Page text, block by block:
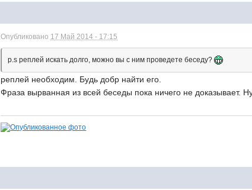
Опубликовано 17 Май 2014 - 17:15
p.s реплей искать долго, можно вы с ним проведете беседу?
реплей необходим. Будь добр найти его.
Фраза вырванная из всей беседы пока ничего не доказывает.